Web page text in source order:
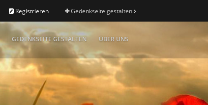
Registrieren Gedenkseite gestalten
GEDENKSEITE GESTALTEN ÜBER UNS